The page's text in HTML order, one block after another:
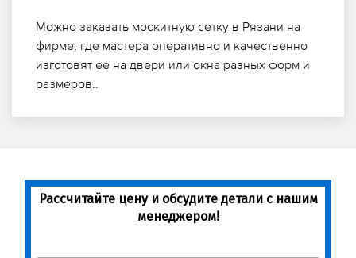
Можно заказать москитную сетку в Рязани на
фирме, где мастера оперативно и качественно
изготовят ее на двери или окна разных форм и
размеров..
Рассчитайте цену и обсудите детали с нашим
менеджером!